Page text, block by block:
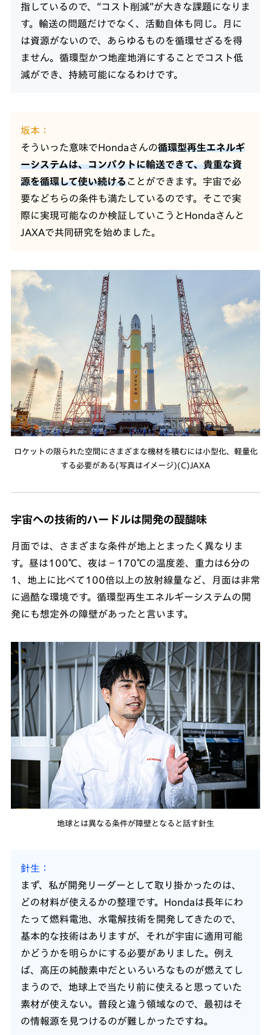
指しているので、“コスト削減”が大きな課題になりま
す。輸送の問題だけでなく、活動自体も同じ。月に
は資源がないので、あらゆるものを循環せざるを得
ません。循環型かつ地産地消にすることでコスト低
減ができ、持続可能になるわけです。
坂本
そういった意味でHondaさんの循環型再生エネルギ
ーシステムは、コンパクトに輸送できて、貴重な資
源を循環して使い続けることができます。宇宙で必
要などちらの条件も満たしているのです。そこで実
際に実現可能なのか検証していこうとHondaさんと
JAXAで共同研究を始めました。
ロケットの限られた空間にさまざまな機材を積むには小型化、軽量化
する必要がある(写真はイメージ)(C)JAXA
宇宙への技術的ハードルは開発の醍醐味
月面では、さまざまな条件が地上とまったく異なりま
す。昼は100℃、夜は－170℃の温度差、重力は6分の
1、地上に比べて100倍以上の放射線量など、月面は非常
に過酷な環境です。循環型再生エネルギーシステムの開
発にも想定外の障壁があったと言います。
地球とは異なる条件が障壁となると話す針生
針生
まず、私が開発リーダーとして取り掛かったのは、
どの材料が使えるかの整理です。Hondaは長年にわ
たって燃料電池、水電解技術を開発してきたので、
基本的な技術はありますが、それが宇宙に適用可能
かどうかを明らかにする必要がありました。例え
ば、高圧の純酸素中だといろいろなものが燃えてし
まうので、地球上で当たり前に使えると思っていた
素材が使えない。普段と違う領域なので、最初はそ
の情報源を見つけるのが難しかったですね。